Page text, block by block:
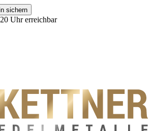
sichern
Uhr erreichbar